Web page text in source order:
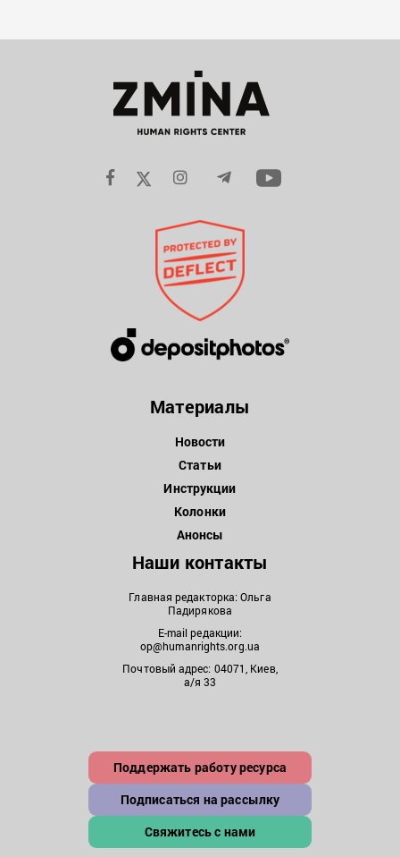
Материалы
Новости
Статьи
Инструкции
Колонки
Анонсы
Наши контакты
Главная редакторка: Ольга
Падирякова
E-mail редакции:
op@humanrights.org.ua
Почтовый адрес: 04071, Киев,
а/я 33
Поддержать работу ресурса
Подписаться на рассылку
Свяжитесь с нами